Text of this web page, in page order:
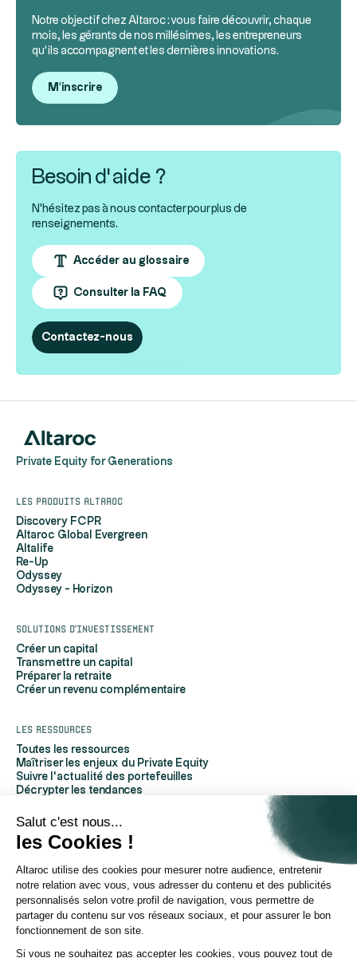
Salut c'est nous...
les Cookies !
Altaroc utilise des cookies pour mesurer notre audience, entretenir
notre relation avec vous, vous adresser du contenu et des publicités
personnalisés selon votre profil de navigation, vous permettre de
partager du contenu sur vos réseaux sociaux, et pour assurer le bon
fonctionnement de son site.
Si vous ne souhaitez pas accepter les cookies, vous pouvez tout de
Notre objectif chez Altaroc : vous faire découvrir, chaque
mois, les gérants de nos millésimes, les entrepreneurs
qu’ils accompagnent et les dernières innovations.
M'inscrire
Besoin d’aide ?
N'hésitez pas à nous contacter pour plus de
renseignements.
Accéder au glossaire
Consulter la FAQ
Contactez-nous
Private Equity for Generations
Les produits Altaroc
Discovery FCPR
Altaroc Global Evergreen
Altalife
Re-Up
Odyssey
Odyssey - Horizon
Solutions d'investissement
Créer un capital
Transmettre un capital
Préparer la retraite
Créer un revenu complémentaire
Les ressources
Toutes les ressources
Maîtriser les enjeux du Private Equity
Suivre l'actualité des portefeuilles
Décrypter les tendances
Comprendre le Private Equity
Glossaire
À propos d'Altaroc
Qui sommes-nous
Nous contacter
Espace partenaires
Espace presse